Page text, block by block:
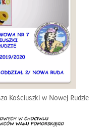
Kościuszki w Nowej Rudzie